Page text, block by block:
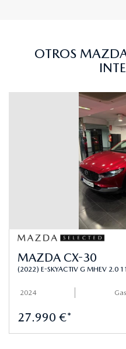
OTROS
MAZDA CX-30
(2022) E-SKYACTIV G MHEV 2.0
2024
27.990 €*